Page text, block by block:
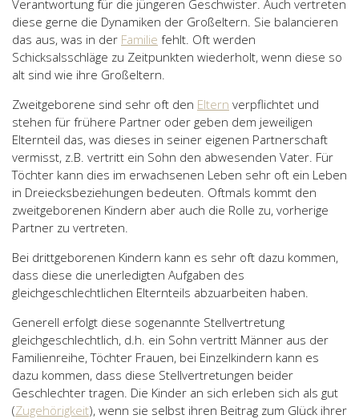
Verantwortung für die jüngeren Geschwister. Auch vertreten
diese gerne die Dynamiken der Großeltern. Sie balancieren
das aus, was in der Familie fehlt. Oft werden
Schicksalsschläge zu Zeitpunkten wiederholt, wenn diese so
alt sind wie ihre Großeltern.
Zweitgeborene sind sehr oft den Eltern verpflichtet und
stehen für frühere Partner oder geben dem jeweiligen
Elternteil das, was dieses in seiner eigenen Partnerschaft
vermisst, z.B. vertritt ein Sohn den abwesenden Vater. Für
Töchter kann dies im erwachsenen Leben sehr oft ein Leben
in Dreiecksbeziehungen bedeuten. Oftmals kommt den
zweitgeborenen Kindern aber auch die Rolle zu, vorherige
Partner zu vertreten.
Bei drittgeborenen Kindern kann es sehr oft dazu kommen,
dass diese die unerledigten Aufgaben des
gleichgeschlechtlichen Elternteils abzuarbeiten haben.
Generell erfolgt diese sogenannte Stellvertretung
gleichgeschlechtlich, d.h. ein Sohn vertritt Männer aus der
Familienreihe, Töchter Frauen, bei Einzelkindern kann es
dazu kommen, dass diese Stellvertretungen beider
Geschlechter tragen. Die Kinder an sich erleben sich als gut
(Zugehörigkeit), wenn sie selbst ihren Beitrag zum Glück ihrer